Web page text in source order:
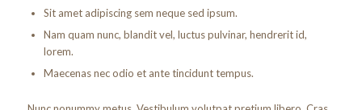
Sit amet adipiscing sem neque sed ipsum.
Nam quam nunc, blandit vel, luctus pulvinar, hendrerit id,
lorem.
Maecenas nec odio et ante tincidunt tempus.